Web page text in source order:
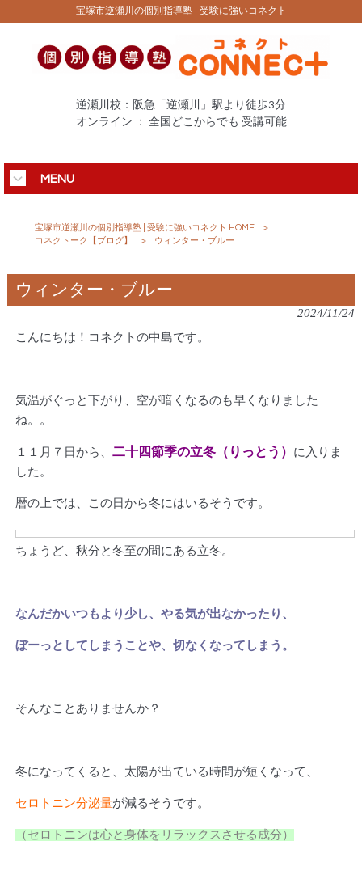
宝塚市逆瀬川の個別指導塾 | 受験に強いコネクト
逆瀬川校：阪急「逆瀬川」駅より徒歩3分
オンライン ： 全国どこからでも 受講可能
MENU
宝塚市逆瀬川の個別指導塾 | 受験に強いコネクト HOME
>
コネクトーク【ブログ】
> ウィンター・ブルー
ウィンター・ブルー
2024/11/24
こんにちは！コネクトの中島です。
気温がぐっと下がり、空が暗くなるのも早くなりました
ね。。
１１月７日から、 二十四節季の立冬（りっとう）
に入りま
した。
暦の上では、この日から冬にはいるそうです。
ちょうど、秋分と冬至の間にある立冬。
なんだかいつもより少し、やる気が出なかったり、
ぼーっとしてしまうことや、切なくなってしまう。
そんなことありませんか？
冬になってくると、太陽が出ている時間が短くなって、
セロトニン分泌量が減るそうです。
（セロトニンは心と身体をリラックスさせる成分）